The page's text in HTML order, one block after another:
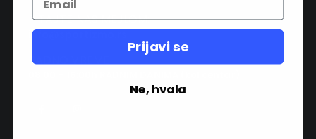
PITAJTE NAS MEJLOM:
info@sportizmo.rs
RADNO VREME
Prijavi se
Ne, hvala